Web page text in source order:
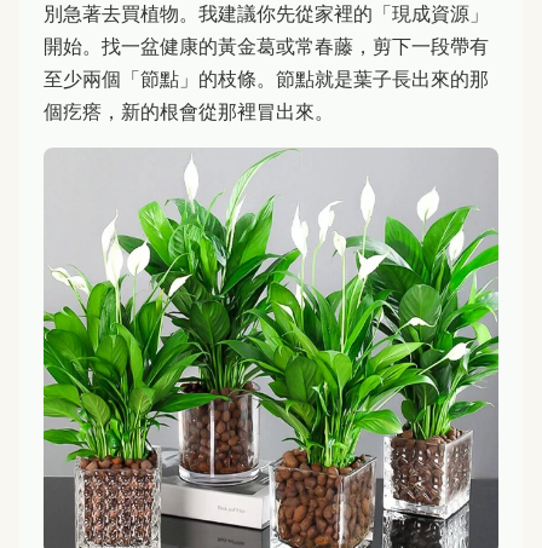
別急著去買植物。我建議你先從家裡的「現成資源」
開始。找一盆健康的黃金葛或常春藤，剪下一段帶有
至少兩個「節點」的枝條。節點就是葉子長出來的那
個疙瘩，新的根會從那裡冒出來。